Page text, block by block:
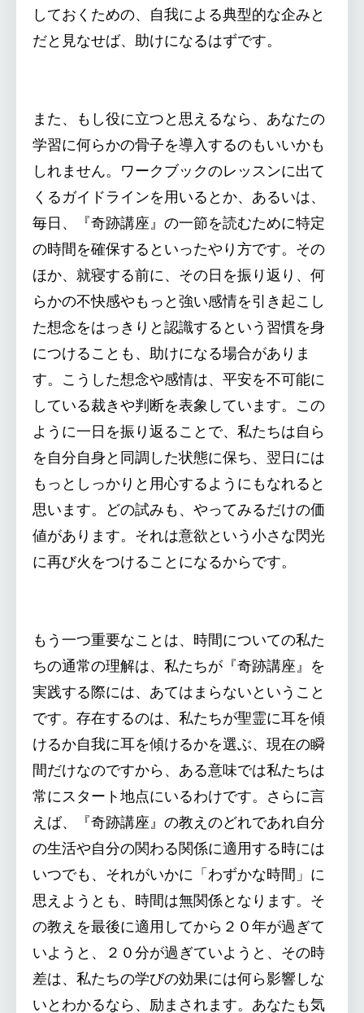
しておくための、自我による典型的な企みと
だと見なせば、助けになるはずです。
また、もし役に立つと思えるなら、あなたの
学習に何らかの骨子を導入するのもいいかも
しれません。ワークブックのレッスンに出て
くるガイドラインを用いるとか、あるいは、
毎日、『奇跡講座』の一節を読むために特定
の時間を確保するといったやり方です。その
ほか、就寝する前に、その日を振り返り、何
らかの不快感やもっと強い感情を引き起こし
た想念をはっきりと認識するという習慣を身
につけることも、助けになる場合がありま
す。こうした想念や感情は、平安を不可能に
している裁きや判断を表象しています。この
ように一日を振り返ることで、私たちは自ら
を自分自身と同調した状態に保ち、翌日には
もっとしっかりと用心するようにもなれると
思います。どの試みも、やってみるだけの価
値があります。それは意欲という小さな閃光
に再び火をつけることになるからです。
もう一つ重要なことは、時間についての私た
ちの通常の理解は、私たちが『奇跡講座』を
実践する際には、あてはまらないということ
です。存在するのは、私たちが聖霊に耳を傾
けるか自我に耳を傾けるかを選ぶ、現在の瞬
間だけなのですから、ある意味では私たちは
常にスタート地点にいるわけです。さらに言
えば、『奇跡講座』の教えのどれであれ自分
の生活や自分の関わる関係に適用する時には
いつでも、それがいかに「わずかな時間」に
思えようとも、時間は無関係となります。そ
の教えを最後に適用してから２０年が過ぎて
いようと、２０分が過ぎていようと、その時
差は、私たちの学びの効果には何ら影響しな
いとわかるなら、励まされます。あなたも気